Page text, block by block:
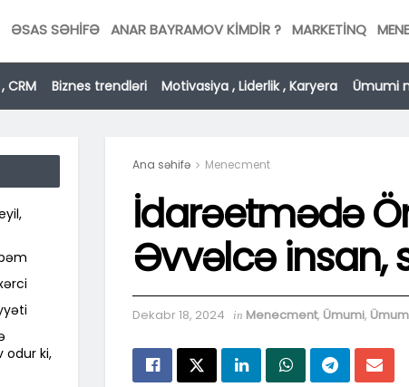
ƏSAS SƏHIFƏ ANAR BAYRAMOV KİMDİR ? MARKETINQ
CRM Biznes trendləri Motivasiya , Liderlik , Karyera Ümumi
Ana səhifə Menecment
İdarəetmədə
Əvvəlcə insan,
Dekabr 18, 2024 in Menecment, Ümumi,
odur ki,